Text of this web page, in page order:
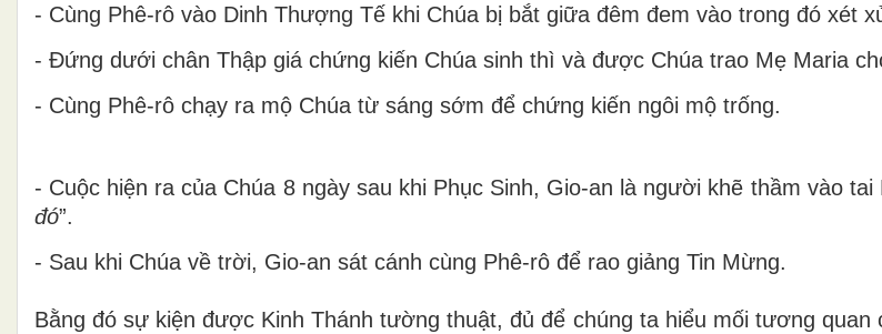
- Cùng Phê-rô vào Dinh Thượng Tế khi Chúa bị bắt giữa đêm đem vào trong đó xét
- Đứng dưới chân Thập giá chứng kiến Chúa sinh thì và được Chúa trao Mẹ Maria
- Cùng Phê-rô chạy ra mộ Chúa từ sáng sớm để chứng kiến ngôi mộ trống.
- Cuộc hiện ra của Chúa 8 ngày sau khi Phục Sinh, Gio-an là người khẽ thầm vào tai
đó”.
- Sau khi Chúa về trời, Gio-an sát cánh cùng Phê-rô để rao giảng Tin Mừng.
Bằng đó sự kiện được Kinh Thánh tường thuật, đủ để chúng ta hiểu mối tương quan